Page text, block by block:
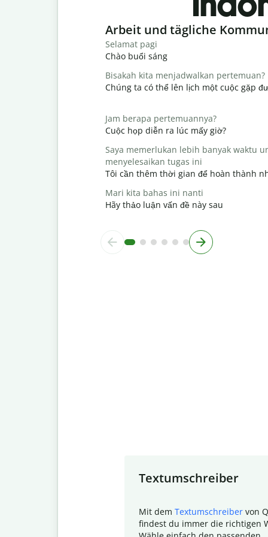
Slide 1 of 6
Arbeit und tägliche
Selamat pagi
Chào buổi sáng
Bisakah kita menjadwalkan pertemuan?
Chúng ta có thể lên lịch một cuộc gặp
Jam berapa pertemuannya?
Cuộc họp diễn ra lúc mấy giờ?
Saya memerlukan lebih banyak waktu
menyelesaikan tugas ini
Tôi cần thêm thời gian để hoàn thành
Mari kita bahas ini nanti
Hãy thảo luận vấn đề này sau
Textumschreiber
Mit dem Textumschreiber von
findest du immer die richtigen